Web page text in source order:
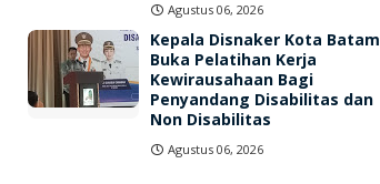
Agustus 06, 2026
Kepala Disnaker Kota Batam
Buka Pelatihan Kerja
Kewirausahaan Bagi
Penyandang Disabilitas dan
Non Disabilitas
Agustus 06, 2026